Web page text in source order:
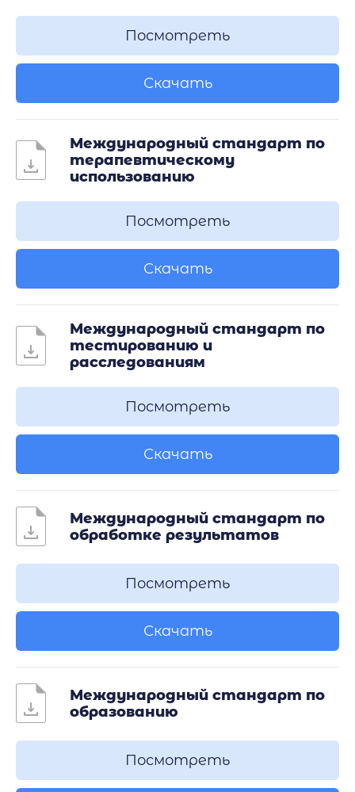
Посмотреть
Скачать
Международный стандарт по
терапевтическому
использованию
Посмотреть
Скачать
Международный стандарт по
тестированию и
расследованиям
Посмотреть
Скачать
Международный стандарт по
обработке результатов
Посмотреть
Скачать
Международный стандарт по
образованию
Посмотреть